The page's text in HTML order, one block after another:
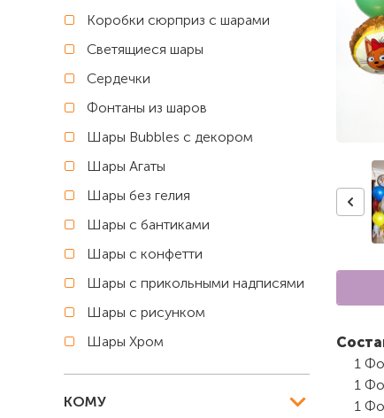
Коробки сюрприз с шарами
Светящиеся шары
Сердечки
Фонтаны из шаров
Шары Bubbles с декором
Шары Агаты
Шары без гелия
Шары с бантиками
Шары с конфетти
Шары с прикольными надписями
Шары с рисунком
Шары Хром
КОМУ
1
1
1